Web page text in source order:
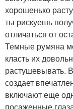
хорошенько
ты рискуешь
отличаться от
Темные румяна
класть их
растушевывать.
создает
включают еще